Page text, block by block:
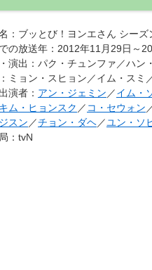
：ブッとび！ヨンエさん シーズ
の放送年 ：2012年11月29日～
演出 ：パク・チュンファ／ハン
：ミョン・スヒョン／イム・ス
演者 ： アン・ジェミン ／イム・
キム・ヒョンスク ／ コ・セウォン
スン ／チョン・ダヘ／ユン・ソ
：tvN